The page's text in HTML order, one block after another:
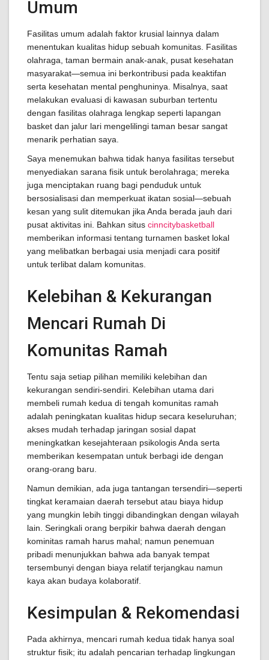
Umum
Fasilitas umum adalah faktor krusial lainnya dalam
menentukan kualitas hidup sebuah komunitas. Fasilitas
olahraga, taman bermain anak-anak, pusat kesehatan
masyarakat—semua ini berkontribusi pada keaktifan
serta kesehatan mental penghuninya. Misalnya, saat
melakukan evaluasi di kawasan suburban tertentu
dengan fasilitas olahraga lengkap seperti lapangan
basket dan jalur lari mengelilingi taman besar sangat
menarik perhatian saya.
Saya menemukan bahwa tidak hanya fasilitas tersebut
menyediakan sarana fisik untuk berolahraga; mereka
juga menciptakan ruang bagi penduduk untuk
bersosialisasi dan memperkuat ikatan sosial—sebuah
kesan yang sulit ditemukan jika Anda berada jauh dari
pusat aktivitas ini. Bahkan situs cinncitybasketball
memberikan informasi tentang turnamen basket lokal
yang melibatkan berbagai usia menjadi cara positif
untuk terlibat dalam komunitas.
Kelebihan & Kekurangan
Mencari Rumah Di
Komunitas Ramah
Tentu saja setiap pilihan memiliki kelebihan dan
kekurangan sendiri-sendiri. Kelebihan utama dari
membeli rumah kedua di tengah komunitas ramah
adalah peningkatan kualitas hidup secara keseluruhan;
akses mudah terhadap jaringan sosial dapat
meningkatkan kesejahteraan psikologis Anda serta
memberikan kesempatan untuk berbagi ide dengan
orang-orang baru.
Namun demikian, ada juga tantangan tersendiri—seperti
tingkat keramaian daerah tersebut atau biaya hidup
yang mungkin lebih tinggi dibandingkan dengan wilayah
lain. Seringkali orang berpikir bahwa daerah dengan
kominitas ramah harus mahal; namun penemuan
pribadi menunjukkan bahwa ada banyak tempat
tersembunyi dengan biaya relatif terjangkau namun
kaya akan budaya kolaboratif.
Kesimpulan & Rekomendasi
Pada akhirnya, mencari rumah kedua tidak hanya soal
struktur fisik; itu adalah pencarian terhadap lingkungan